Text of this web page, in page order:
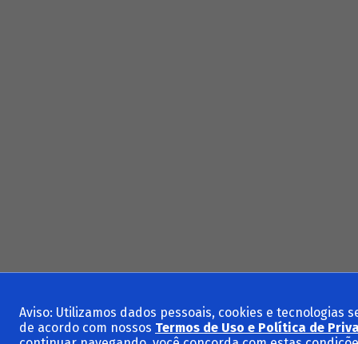
Aviso: Utilizamos dados pessoais, cookies e tecnologias
de acordo com nossos Termos de Uso e Política de